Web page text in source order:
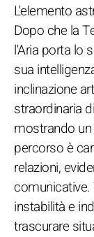
L'elemento
Dopo che la
l'Aria porta lo
sua
inclinazione
straordinaria
mostrando
percorso è
relazioni,
instabilità e
trascurare